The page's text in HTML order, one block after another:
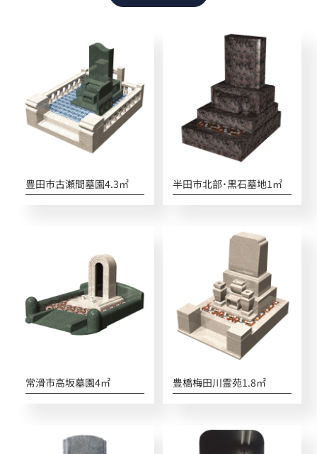
豊田市古瀬間墓園4.3㎡ 半田市北部・黒石墓地1㎡
常滑市高坂墓園4㎡ 豊橋梅田川霊苑1.8㎡